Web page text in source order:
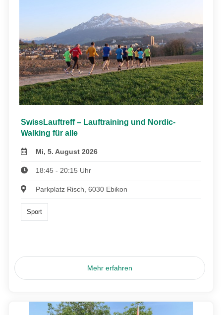
SwissLauftreff – Lauftraining und Nordic-
Walking für alle
Mi, 5. August 2026
18:45 - 20:15 Uhr
Parkplatz Risch, 6030 Ebikon
Sport
Mehr erfahren